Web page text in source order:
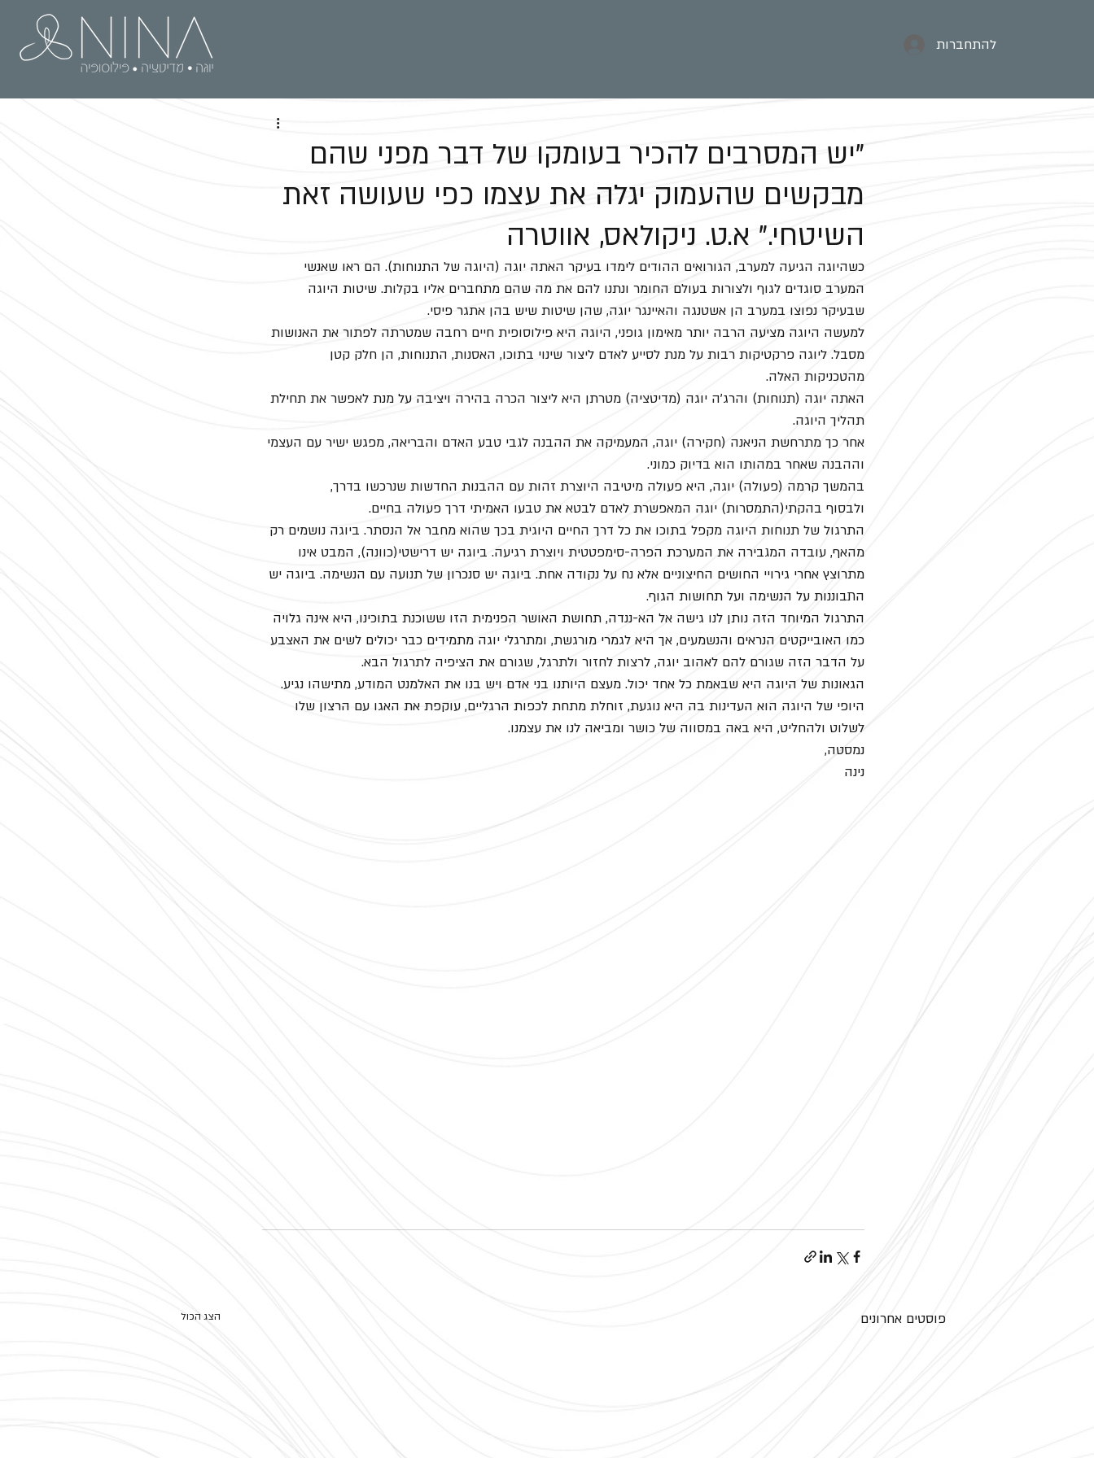
להתחברות
"יש המסרבים להכיר בעומקו של דבר מפני שהם
מבקשים שהעמוק יגלה את עצמו כפי שעושה זאת
השיטחי." א.ט. ניקולאס, אווטרה
כשהיוגה הגיעה למערב, הגורואים ההודים לימדו בעיקר האתה יוגה (היוגה של התנוחות). הם ראו שאנשי
המערב סוגדים לגוף ולצורות בעולם החומר ונתנו להם את מה שהם מתחברים אליו בקלות. שיטות היוגה
שבעיקר נפוצו במערב הן אשטנגה והאיינגר יוגה, שהן שיטות שיש בהן אתגר פיסי.
למעשה היוגה מציעה הרבה יותר מאימון גופני, היוגה היא פילוסופית חיים רחבה שמטרתה לפתור את האנושות
מסבל. ליוגה פרקטיקות רבות על מנת לסייע לאדם ליצור שינוי בתוכו, האסנות, התנוחות, הן חלק קטן
מהטכניקות האלה.
האתה יוגה (תנוחות) והרג'ה יוגה (מדיטציה) מטרתן היא ליצור הכרה בהירה ויציבה על מנת לאפשר את תחילת
תהליך היוגה.
אחר כך מתרחשת הניאנה (חקירה) יוגה, המעמיקה את ההבנה לגבי טבע האדם והבריאה, מפגש ישיר עם העצמי
וההבנה שאחר במהותו הוא בדיוק כמוני.
בהמשך קרמה (פעולה) יוגה, היא פעולה מיטיבה היוצרת זהות עם ההבנות החדשות שנרכשו בדרך,
ולבסוף בהקתי(התמסרות) יוגה המאפשרת לאדם לבטא את טבעו האמיתי דרך פעולה בחיים.
התרגול של תנוחות היוגה מקפל בתוכו את כל דרך החיים היוגית בכך שהוא מחבר אל הנסתר. ביוגה נושמים רק
מהאף, עובדה המגבירה את המערכת הפרה-סימפטטית ויוצרת רגיעה. ביוגה יש דרישטי(כוונה), המבט אינו
מתרוצץ אחרי גירויי החושים החיצוניים אלא נח על נקודה אחת. ביוגה יש סנכרון של תנועה עם הנשימה. ביוגה יש
התבוננות על הנשימה ועל תחושות הגוף.
התרגול המיוחד הזה נותן לנו גישה אל הא-ננדה, תחושת האושר הפנימית הזו ששוכנת בתוכינו, היא אינה גלויה
כמו האובייקטים הנראים והנשמעים, אך היא לגמרי מורגשת, ומתרגלי יוגה מתמידים כבר יכולים לשים את האצבע
על הדבר הזה שגורם להם לאהוב יוגה, לרצות לחזור ולתרגל, שגורם את הציפיה לתרגול הבא.
הגאונות של היוגה היא שבאמת כל אחד יכול. מעצם היותנו בני אדם ויש בנו את האלמנט המודע, מתישהו נגיע.
היופי של היוגה הוא העדינות בה היא נוגעת, זוחלת מתחת לכפות הרגליים, עוקפת את האגו עם הרצון שלו
לשלוט ולהחליט, היא באה במסווה של כושר ומביאה לנו את עצמנו.
נמסטה,
נינה
פוסטים אחרונים הצג הכול